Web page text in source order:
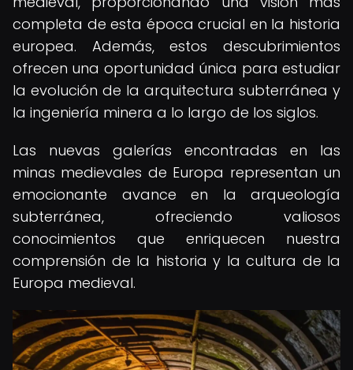
completa de esta época crucial en la historia
europea. Además, estos descubrimientos
ofrecen una oportunidad única para estudiar
la evolución de la arquitectura subterránea y
la ingeniería minera a lo largo de los siglos.
Las nuevas galerías encontradas en las
minas medievales de Europa representan un
emocionante avance en la arqueología
subterránea, ofreciendo valiosos
conocimientos que enriquecen nuestra
comprensión de la historia y la cultura de la
Europa medieval.